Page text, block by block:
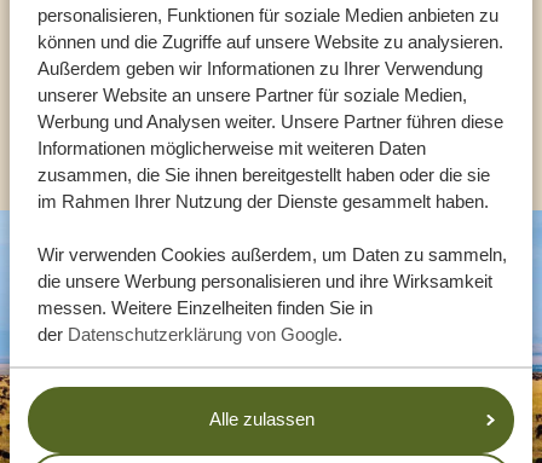
personalisieren, Funktionen für soziale Medien anbieten zu
können und die Zugriffe auf unsere Website zu analysieren.
Außerdem geben wir Informationen zu Ihrer Verwendung
unserer Website an unsere Partner für soziale Medien,
Werbung und Analysen weiter. Unsere Partner führen diese
Informationen möglicherweise mit weiteren Daten
zusammen, die Sie ihnen bereitgestellt haben oder die sie
im Rahmen Ihrer Nutzung der Dienste gesammelt haben.
Wir verwenden Cookies außerdem, um Daten zu sammeln,
die unsere Werbung personalisieren und ihre Wirksamkeit
messen. Weitere Einzelheiten finden Sie in
der Datenschutzerklärung von Google.
Alle zulassen
DE:+494087407061
ANDERE LÄNDER